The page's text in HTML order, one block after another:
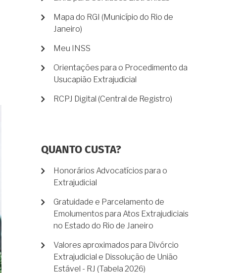
Mapa do RGI (Município do Rio de
Janeiro)
Meu INSS
Orientações para o Procedimento da
Usucapião Extrajudicial
RCPJ Digital (Central de Registro)
QUANTO CUSTA?
Honorários Advocatícios para o
Extrajudicial
Gratuidade e Parcelamento de
Emolumentos para Atos Extrajudiciais
no Estado do Rio de Janeiro
Valores aproximados para Divórcio
Extrajudicial e Dissolução de União
Estável - RJ (Tabela 2026)